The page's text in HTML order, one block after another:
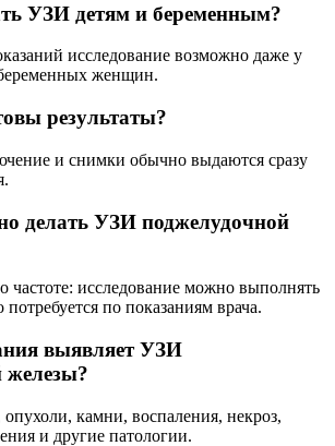
УЗИ детям и беременным?
исследование возможно даже у
женщин.
результаты?
и снимки обычно выдаются сразу
делать УЗИ поджелудочной
частоте: исследование можно выполнять
потребуется по показаниям врача.
выявляет УЗИ
железы?
камни, воспаления, некроз,
и другие патологии.